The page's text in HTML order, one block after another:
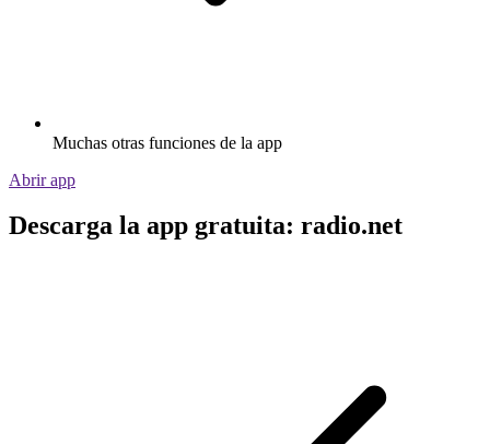
Muchas otras funciones de la app
Abrir app
Descarga la app gratuita: radio.net